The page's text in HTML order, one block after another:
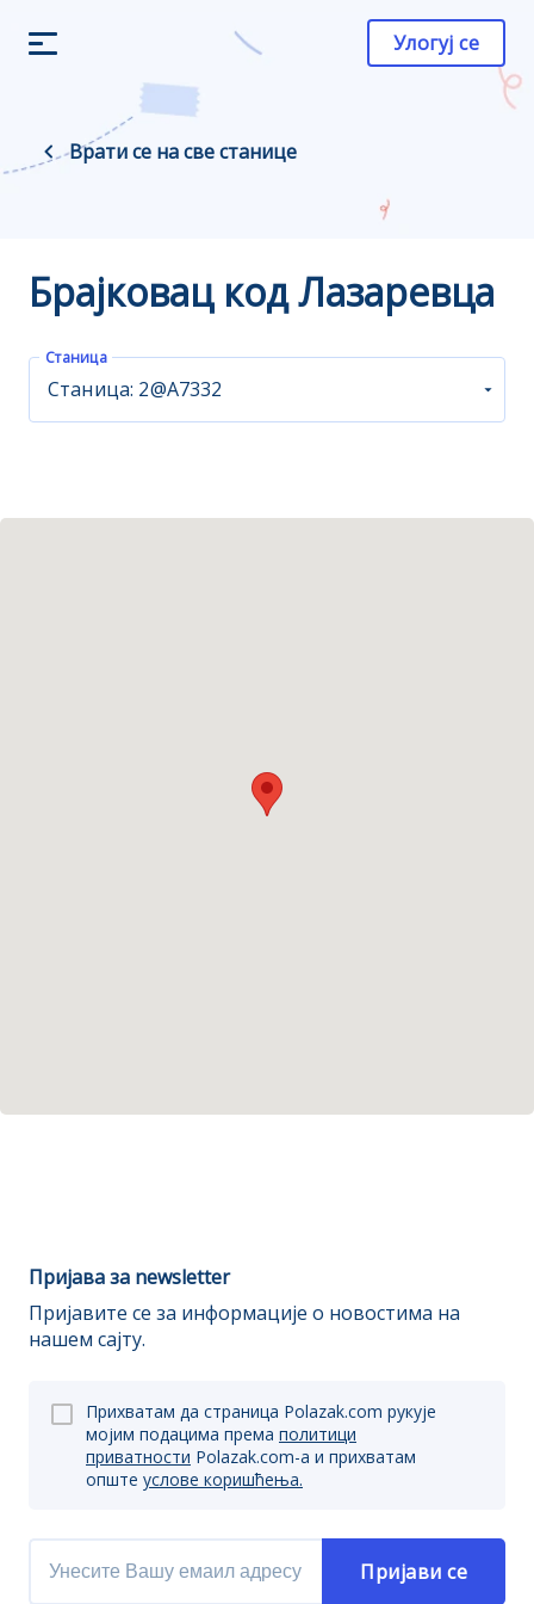
Улогуј се
Врати се на све станице
Брајковац код Лазаревца
Станица
Станица: 2@A7332
Пријава за newsletter
Пријавите се за информације о новостима на
нашем сајту.
Прихватам да страница Polazak.com рукује
мојим подацима према политици
приватности Polazak.com-a и прихватам
опште услове коришћења.
Пријави се